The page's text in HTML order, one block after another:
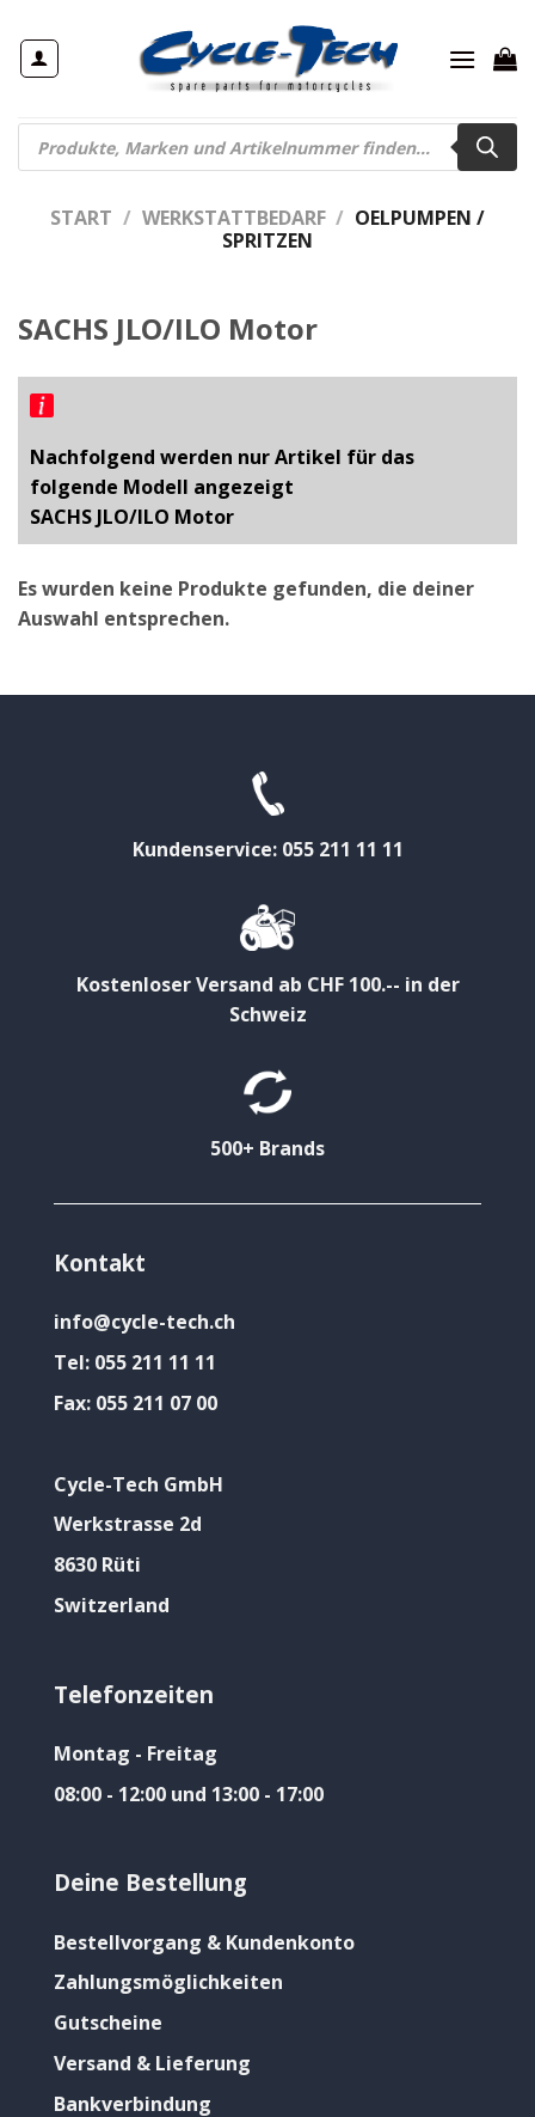
Inhalt
springen
Products
search
START / WERKSTATTBEDARF / OELPUMPEN /
SPRITZEN
SACHS JLO/ILO Motor
Nachfolgend werden nur Artikel für das
folgende Modell angezeigt
SACHS JLO/ILO Motor
Es wurden keine Produkte gefunden, die deiner
Auswahl entsprechen.
Kundenservice: 055 211 11 11
Kostenloser Versand ab CHF 100.-- in der
Schweiz
500+ Brands
Kontakt
info@cycle-tech.ch
Tel: 055 211 11 11
Fax: 055 211 07 00
Cycle-Tech GmbH
Werkstrasse 2d
8630 Rüti
Switzerland
Telefonzeiten
Montag - Freitag
08:00 - 12:00 und 13:00 - 17:00
Deine Bestellung
Bestellvorgang & Kundenkonto
Zahlungsmöglichkeiten
Gutscheine
Versand & Lieferung
Bankverbindung